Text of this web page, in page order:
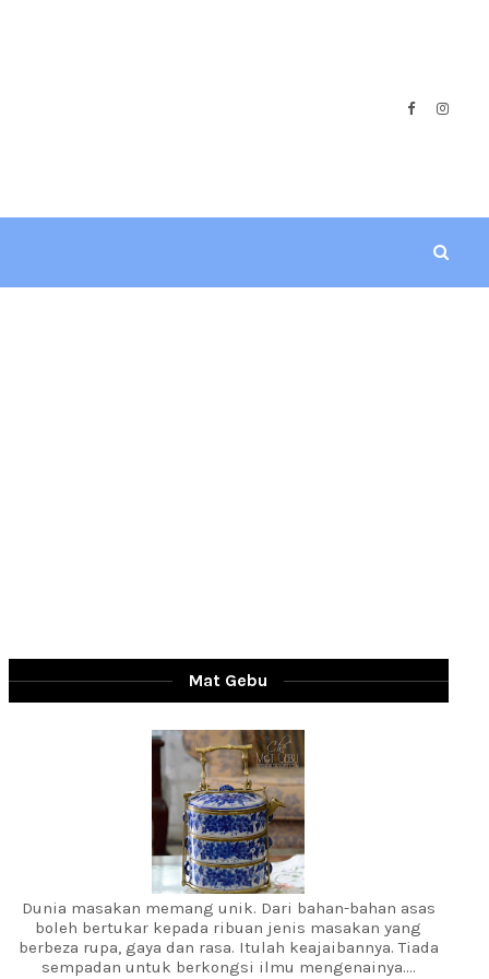
Mat Gebu
Dunia masakan memang unik. Dari bahan-bahan asas
boleh bertukar kepada ribuan jenis masakan yang
berbeza rupa, gaya dan rasa. Itulah keajaibannya. Tiada
sempadan untuk berkongsi ilmu mengenainya....